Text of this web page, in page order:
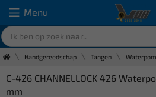
Menu
Handgereedschap Tangen
C-426 CHANNELLOCK 426
mm